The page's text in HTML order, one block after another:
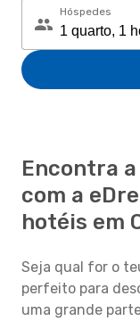
Hóspedes
Encontra
com a
hotéis em
Seja qual for o
perfeito para
uma grande